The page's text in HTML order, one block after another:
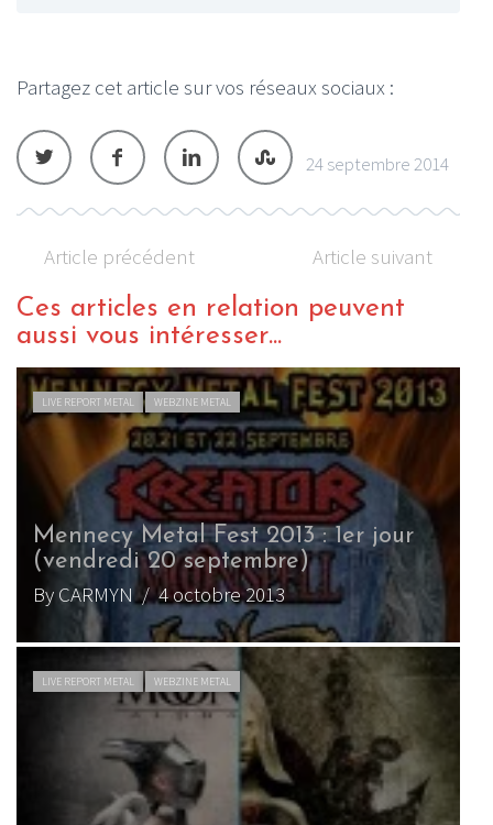
Partagez cet article sur vos réseaux sociaux :
24 septembre 2014
Article précédent Article suivant
Ces articles en relation peuvent
aussi vous intéresser...
LIVE REPORT METAL WEBZINE METAL
Mennecy Metal Fest 2013 : 1er jour
(vendredi 20 septembre)
By CARMYN/ 4 octobre 2013
LIVE REPORT METAL WEBZINE METAL